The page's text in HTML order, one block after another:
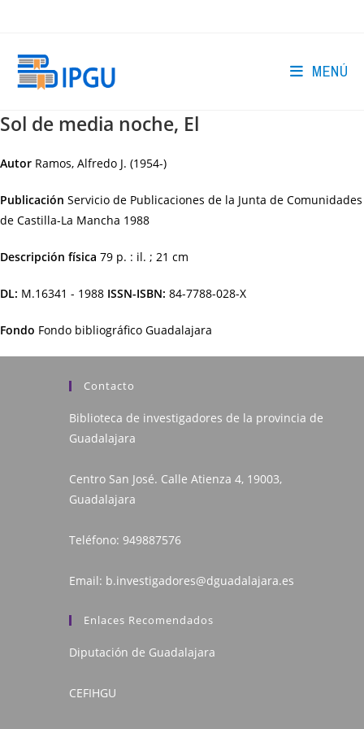
MENÚ
Sol de media noche, El
Autor Ramos, Alfredo J. (1954-)
Publicación Servicio de Publicaciones de la Junta de Comunidades
de Castilla-La Mancha 1988
Descripción física 79 p. : il. ; 21 cm
DL: M.16341 - 1988 ISSN-ISBN: 84-7788-028-X
Fondo Fondo bibliográfico Guadalajara
Contacto
Biblioteca de investigadores de la provincia de
Guadalajara
Centro San José. Calle Atienza 4, 19003,
Guadalajara
Teléfono: 949887576
Email: b.investigadores@dguadalajara.es
Enlaces Recomendados
Diputación de Guadalajara
CEFIHGU